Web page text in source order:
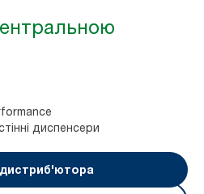
диспенсери